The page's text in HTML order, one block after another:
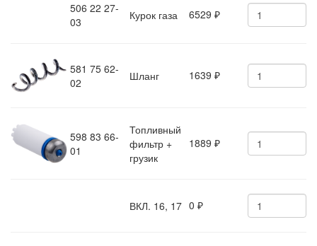
506 22 27-
03
Курок газа 6529 ₽
581 75 62-
02
Шланг 1639 ₽
598 83 66-
01
Топливный
фильтр +
грузик
1889 ₽
ВКЛ. 16, 17 0 ₽